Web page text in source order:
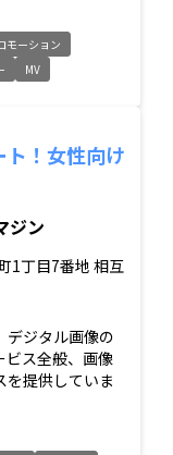
モーション
MV
！女性向け
ジン
1丁目7番地 相互
デジタル画像の
ビス全般、画像
を提供していま